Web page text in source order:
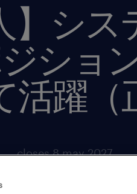
】シ
ショ
躍（
closes 8 may 2027